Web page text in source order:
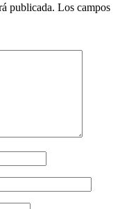
publicada. Los campos